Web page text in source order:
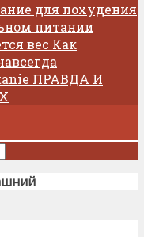
для похудения
питании
Как
ПРАВДА И